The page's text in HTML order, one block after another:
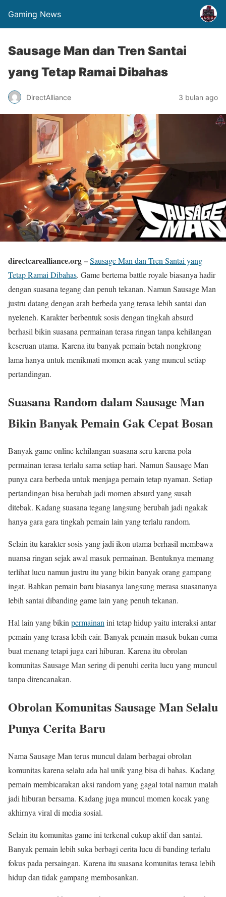
Gaming News
Sausage Man dan Tren Santai
yang Tetap Ramai Dibahas
DirectAlliance 3 bulan ago
directcarealliance.org –Sausage Man dan Tren Santai yang
Tetap Ramai Dibahas. Game bertema battle royale biasanya hadir
dengan suasana tegang dan penuh tekanan. Namun Sausage Man
justru datang dengan arah berbeda yang terasa lebih santai dan
nyeleneh. Karakter berbentuk sosis dengan tingkah absurd
berhasil bikin suasana permainan terasa ringan tanpa kehilangan
keseruan utama. Karena itu banyak pemain betah nongkrong
lama hanya untuk menikmati momen acak yang muncul setiap
pertandingan.
Suasana Random dalam Sausage Man
Bikin Banyak Pemain Gak Cepat Bosan
Banyak game online kehilangan suasana seru karena pola
permainan terasa terlalu sama setiap hari. Namun Sausage Man
punya cara berbeda untuk menjaga pemain tetap nyaman. Setiap
pertandingan bisa berubah jadi momen absurd yang susah
ditebak. Kadang suasana tegang langsung berubah jadi ngakak
hanya gara gara tingkah pemain lain yang terlalu random.
Selain itu karakter sosis yang jadi ikon utama berhasil membawa
nuansa ringan sejak awal masuk permainan. Bentuknya memang
terlihat lucu namun justru itu yang bikin banyak orang gampang
ingat. Bahkan pemain baru biasanya langsung merasa suasananya
lebih santai dibanding game lain yang penuh tekanan.
Hal lain yang bikin permainan ini tetap hidup yaitu interaksi antar
pemain yang terasa lebih cair. Banyak pemain masuk bukan cuma
buat menang tetapi juga cari hiburan. Karena itu obrolan
komunitas Sausage Man sering di penuhi cerita lucu yang muncul
tanpa direncanakan.
Obrolan Komunitas Sausage Man Selalu
Punya Cerita Baru
Nama Sausage Man terus muncul dalam berbagai obrolan
komunitas karena selalu ada hal unik yang bisa di bahas. Kadang
pemain membicarakan aksi random yang gagal total namun malah
jadi hiburan bersama. Kadang juga muncul momen kocak yang
akhirnya viral di media sosial.
Selain itu komunitas game ini terkenal cukup aktif dan santai.
Banyak pemain lebih suka berbagi cerita lucu di banding terlalu
fokus pada persaingan. Karena itu suasana komunitas terasa lebih
hidup dan tidak gampang membosankan.